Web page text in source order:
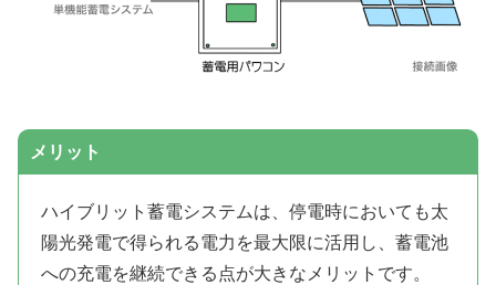
メリット
ハイブリット蓄電システムは、停電時においても太
陽光発電で得られる電力を最大限に活用し、蓄電池
への充電を継続できる点が大きなメリットです。